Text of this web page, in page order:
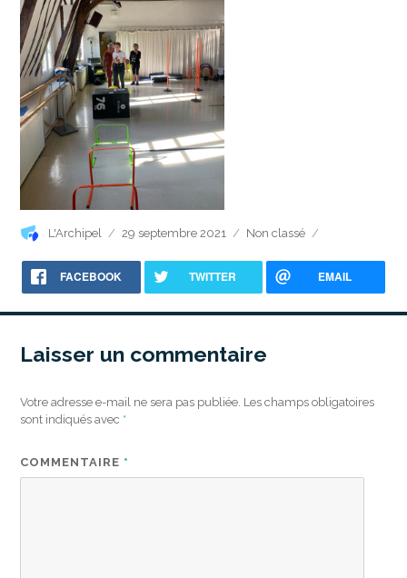
Auteur
L'Archipel
Publié
29 septembre 2021 Catégories
Non classé
FACEBOOK TWITTER EMAIL
Laisser un commentaire
Votre adresse e-mail ne sera pas publiée. Les champs obligatoires
sont indiqués avec *
COMMENTAIRE *